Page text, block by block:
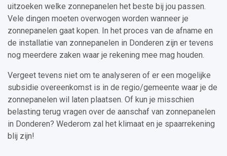
uitzoeken welke zonnepanelen het beste bij jou passen.
Vele dingen moeten overwogen worden wanneer je
zonnepanelen gaat kopen. In het proces van de afname en
de installatie van zonnepanelen in Donderen zijn er tevens
nog meerdere zaken waar je rekening mee mag houden.
Vergeet tevens niet om te analyseren of er een mogelijke
subsidie overeenkomst is in de regio/gemeente waar je de
zonnepanelen wil laten plaatsen. Of kun je misschien
belasting terug vragen over de aanschaf van zonnepanelen
in Donderen? Wederom zal het klimaat en je spaarrekening
blij zijn!